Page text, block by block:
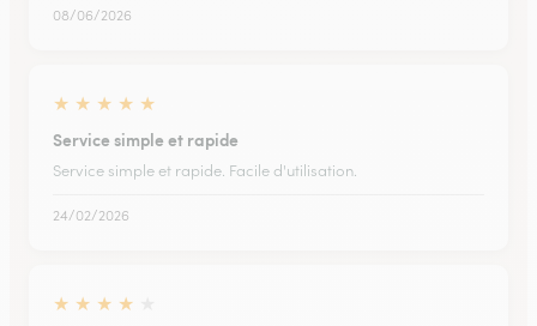
08/06/2026
★ ★ ★ ★ ★
Service simple et rapide
Service simple et rapide. Facile d'utilisation.
24/02/2026
★ ★ ★ ★